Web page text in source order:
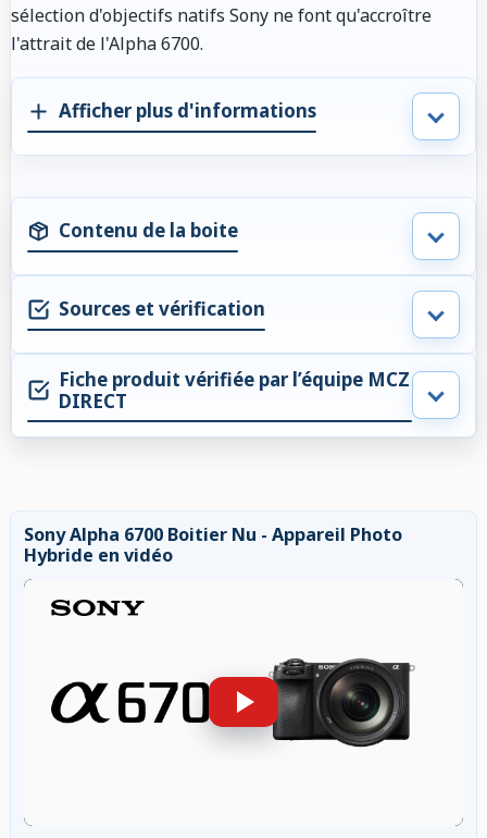
sélection d'objectifs natifs Sony ne font qu'accroître
l'attrait de l'Alpha 6700.
Afficher plus d'informations
Contenu de la boite
Sources et vérification
Fiche produit vérifiée par l’équipe MCZ
DIRECT
Sony Alpha 6700 Boitier Nu - Appareil Photo
Hybride en vidéo